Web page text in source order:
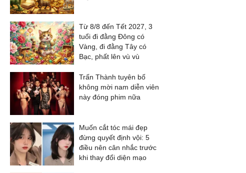
Từ 8/8 đến Tết 2027, 3
tuổi đi đằng Đông có
Vàng, đi đằng Tây có
Bạc, phất lên vù vù
Trấn Thành tuyên bố
không mời nam diễn viên
này đóng phim nữa
Muốn cắt tóc mái đẹp
đừng quyết định vội: 5
điều nên cân nhắc trước
khi thay đổi diện mạo